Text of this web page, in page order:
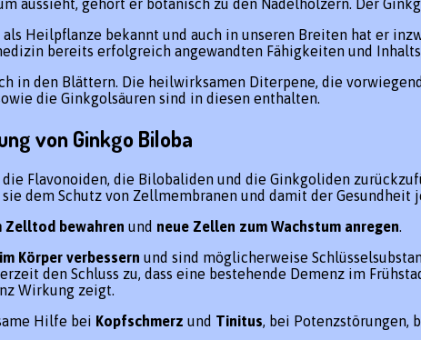
aussieht, gehört er botanisch zu den Nadelhölzern. Der
als Heilpflanze bekannt und auch in unseren Breiten hat er
bereits erfolgreich angewandten Fähigkeiten und
in den Blättern. Die heilwirksamen Diterpene, die
die Ginkgolsäuren sind in diesen enthalten.
von Ginkgo Biloba
Flavonoiden, die Bilobaliden und die Ginkgoliden
dem Schutz von Zellmembranen und damit der Gesundheit
Zelltod bewahren und neue Zellen zum Wachstum anregen.
Körper verbessern und sind möglicherweise
den Schluss zu, dass eine bestehende Demenz im
Wirkung zeigt.
Hilfe bei Kopfschmerz und Tinitus, bei Potenzstörungen,